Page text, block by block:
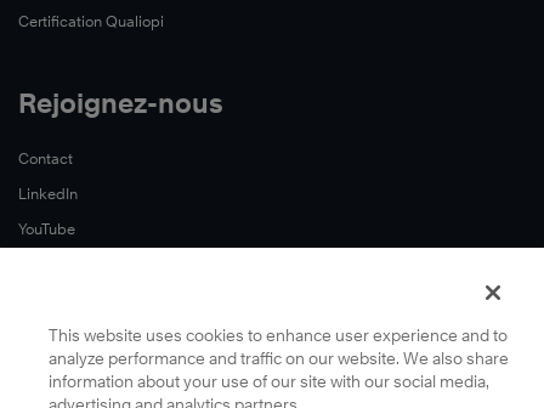
Certification Qualiopi
Rejoignez-nous
Contact
LinkedIn
YouTube
This website uses cookies to enhance user experience and to
analyze performance and traffic on our website. We also share
information about your use of our site with our social media,